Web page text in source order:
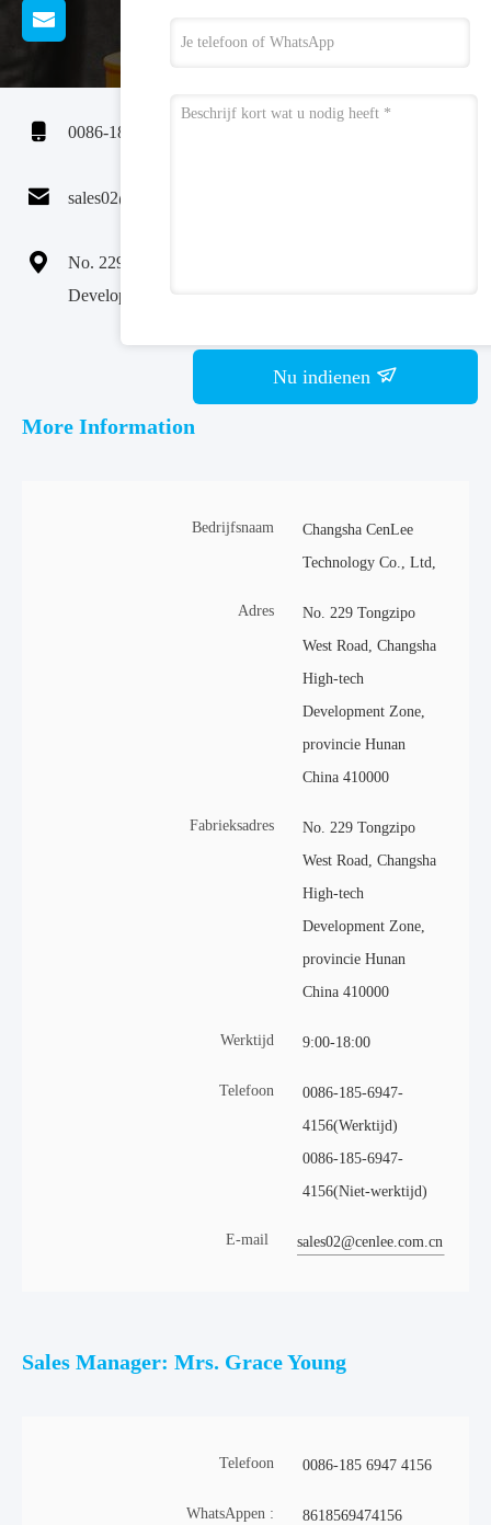
 0086-185-6947-4156
 sales02@cenlee.com.cn

No. 229 Tongzipo West Road, Changsha High-tech
Development Zone, provincie Hunan China 410000
Nu indienen
More Information
Bedrijfsnaam
Changsha CenLee
Technology Co., Ltd,
Adres
No. 229 Tongzipo
West Road, Changsha
High-tech
Development Zone,
provincie Hunan
China 410000
Fabrieksadres
No. 229 Tongzipo
West Road, Changsha
High-tech
Development Zone,
provincie Hunan
China 410000
Werktijd 9:00-18:00
Telefoon
0086-185-6947-
4156(Werktijd)
0086-185-6947-
4156(Niet-werktijd)
E-mail sales02@cenlee.com.cn
Sales Manager: Mrs. Grace Young
Telefoon 0086-185 6947 4156
WhatsAppen : 8618569474156